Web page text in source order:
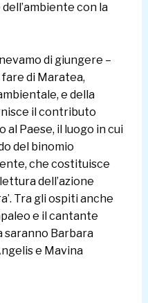
con la
di giungere –
di Maratea,
e della
il contributo
Paese, il luogo in cui
del binomio
che costituisce
dell’azione
Tra gli ospiti anche
e il cantante
saranno Barbara
e Mavina